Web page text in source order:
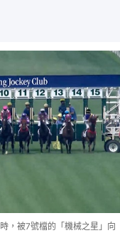
，被7號檔的「機械之星」向